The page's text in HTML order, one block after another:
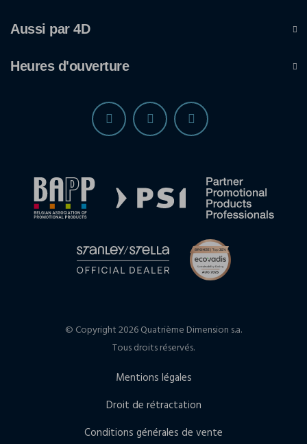
Aussi par 4D
Heures d'ouverture
© Copyright 2026 Quatrième Dimension s.a.
Tous droits réservés.
Mentions légales
Droit de rétractation
Conditions générales de vente